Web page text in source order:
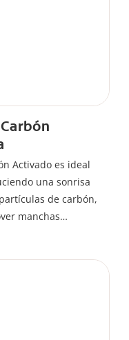
Activado es ideal
una sonrisa
de carbón,
manchas